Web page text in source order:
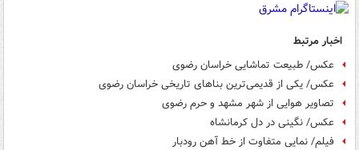
اخبار مرتبط
عکس/ طبیعت تماشایی خراسان رضوی
عکس/ یکی از قدیمی‌ترین بناهای تاریخی خراسان رضوی
تصاویر هوایی از شهر مشهد و حرم رضوی
عکس/ نگینی در دل کرمانشاه
فیلم/ نمایی متفاوت از خط آهن رودبار